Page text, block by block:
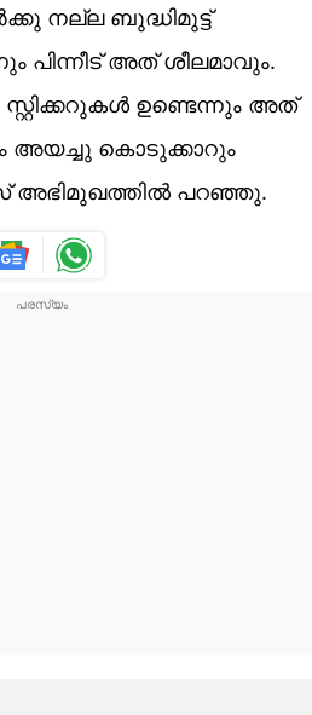
നല്ല ബുദ്ധിമുട്ട്
പിന്നീട് അത് ശീലമാവും.
സ്റ്റിക്കറുകൾ ഉണ്ടെന്നും അത്
അയച്ചു കൊടുക്കാറും
അഭിമുഖത്തിൽ പറഞ്ഞു.